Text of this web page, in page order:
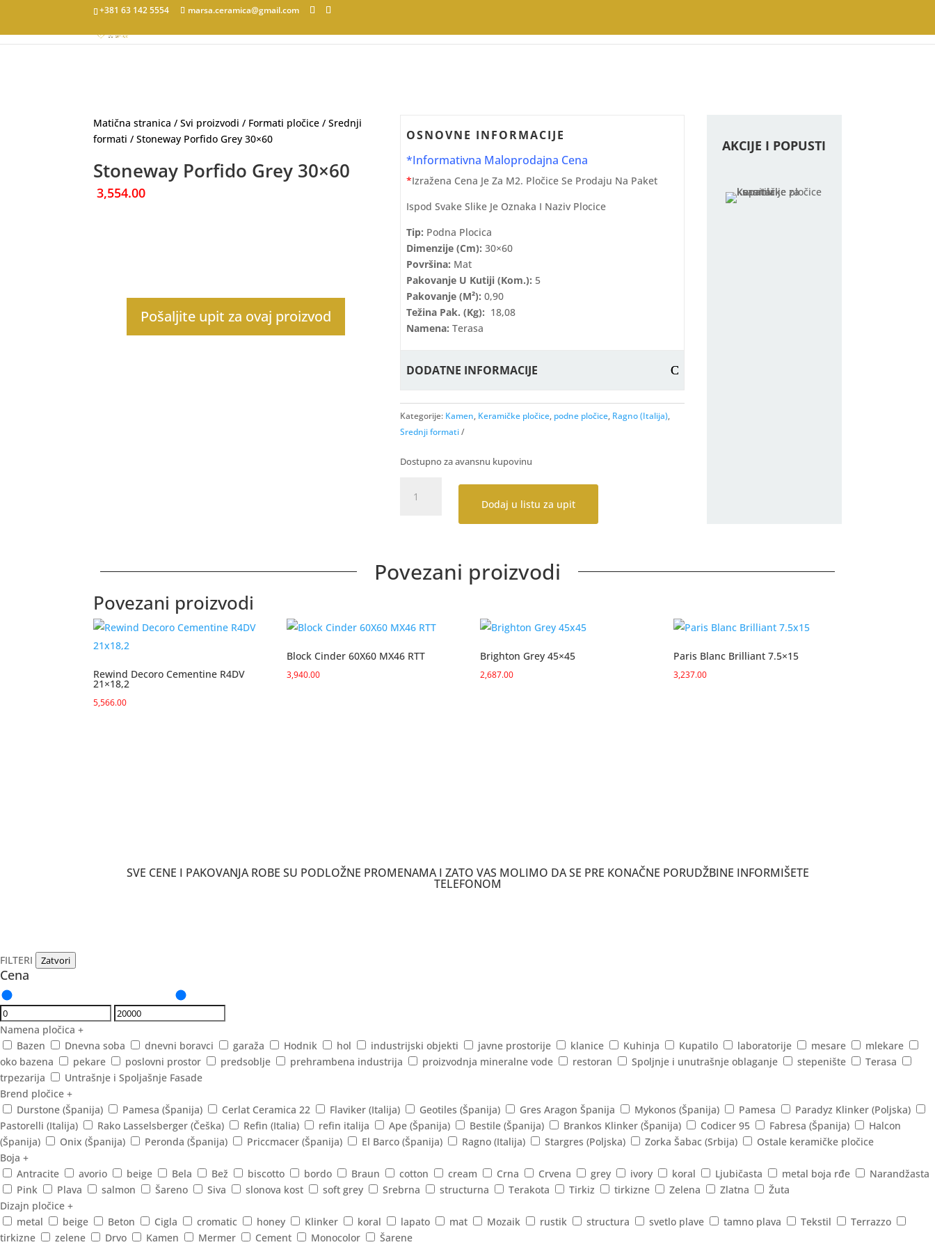
+381 63 142 5554 marsa.ceramica@gmail.com
Matična stranica /Svi proizvodi / Formati pločice /Srednji
formati / Stoneway Porfido Grey 30×60
Stoneway Porfido Grey 30×60
3,554.00
Pošaljite upit za ovaj proizvod
OSNOVNE INFORMACIJE
*Informativna Maloprodajna Cena
*Izražena Cena Je Za M2. Pločice Se Prodaju Na Paket
Ispod Svake Slike Je Oznaka I Naziv Plocice
Tip: Podna Plocica
Dimenzije (cm): 30×60
Površina: Mat
Pakovanje U Kutiji (kom.): 5
Pakovanje (m²): 0,90
Težina Pak. (kg): 18,08
Namena:Terasa
DODATNE INFORMACIJE
Kategorije: Kamen, Keramičke pločice, podne pločice, Ragno (Italija),
Srednji formati
Dostupno za avansnu kupovinu
Porfido
Dodaj u listu za upit
AKCIJE I POPUSTI
Povezani proizvodi
Povezani proizvodi
Rewind Decoro Cementine R4DV
21×18,2
5,566.00
Block Cinder 60X60 MX46 RTT
3,940.00
Brighton Grey 45×45
2,687.00
Paris Blanc Brilliant 7.5×15
3,237.00
SVE CENE I PAKOVANJA ROBE SU PODLOŽNE PROMENAMA I ZATO VAS MOLIMO DA SE PRE KONAČNE PORUDŽBINE INFORMIŠETE
TELEFONOM
FILTERI Zatvori
Cena
Namena pločica +
Bazen
Dnevna soba dnevni boravci garaža Hodnik hol industrijski objekti javne prostorije klanice Kuhinja Kupatilo laboratorije mesare
mlekare
oko bazena
pekare poslovni prostor predsoblje prehrambena industrija proizvodnja mineralne vode restoran Spoljnje i unutrašnje oblaganje stepenište
Terasa
trpezarija
Untrašnje i Spoljašnje Fasade
Brend pločice +
Durstone (Španija)
Pamesa (Španija) Cerlat Ceramica 22 Flaviker (Italija) Geotiles (Španija) Gres Aragon Španija Mykonos (Španija) Pamesa
Paradyz Klinker (Poljska)
Pastorelli (Italija)
Rako Lasselsberger (Češka) Refin (Italia) refin italija Ape (Španija) Bestile (Španija) Brankos Klinker (Španija) Codicer 95 Fabresa (Španija)
Halcon
(Španija)
Onix (Španija) Peronda (Španija) Priccmacer (Španija) El Barco (Španija) Ragno (Italija) Stargres (Poljska) Zorka Šabac (Srbija)
Ostale keramičke pločice
Boja +
Antracite
avorio beige Bela Bež biscotto bordo Braun cotton cream Crna Crvena grey ivory koral Ljubičasta metal boja rđe
Narandžasta
Pink
Plava salmon Šareno Siva slonova kost soft grey Srebrna structurna Terakota Tirkiz tirkizne Zelena Zlatna
Žuta
Dizajn pločice +
metal
beige Beton Cigla cromatic honey Klinker koral lapato mat Mozaik rustik structura svetlo plave tamno plava Tekstil
Terrazzo
tirkizne
zelene Drvo Kamen Mermer Cement Monocolor Šarene